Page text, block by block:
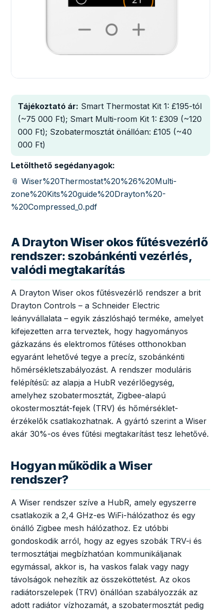
Tájékoztató ár: Smart Thermostat Kit 1: £195-tól
(~75 000 Ft); Smart Multi-room Kit 1: £309 (~120
000 Ft); Szobatermosztát önállóan: £105 (~40
000 Ft)
Letölthető segédanyagok:
📎 Wiser%20Thermostat%20%26%20Multi-
zone%20Kits%20guide%20Drayton%20-
%20Compressed_0.pdf
A Drayton Wiser okos fűtésvezérlő
rendszer: szobánkénti vezérlés,
valódi megtakarítás
A Drayton Wiser okos fűtésvezérlő rendszer a brit
Drayton Controls – a Schneider Electric
leányvállalata – egyik zászlóshajó terméke, amelyet
kifejezetten arra terveztek, hogy hagyományos
gázkazáns és elektromos fűtéses otthonokban
egyaránt lehetővé tegye a precíz, szobánkénti
hőmérsékletszabályozást. A rendszer moduláris
felépítésű: az alapja a HubR vezérlőegység,
amelyhez szobatermosztát, Zigbee-alapú
okostermosztát-fejek (TRV) és hőmérséklet-
érzékelők csatlakozhatnak. A gyártó szerint a Wiser
akár 30%-os éves fűtési megtakarítást tesz lehetővé.
Hogyan működik a Wiser
rendszer?
A Wiser rendszer szíve a HubR, amely egyszerre
csatlakozik a 2,4 GHz-es WiFi-hálózathoz és egy
önálló Zigbee mesh hálózathoz. Ez utóbbi
gondoskodik arról, hogy az egyes szobák TRV-i és
termosztátjai megbízhatóan kommunikáljanak
egymással, akkor is, ha vaskos falak vagy nagy
távolságok nehezítik az összeköttetést. Az okos
radiátorszelepek (TRV) önállóan szabályozzák az
adott radiátor vízhozamát, a szobatermosztát pedig